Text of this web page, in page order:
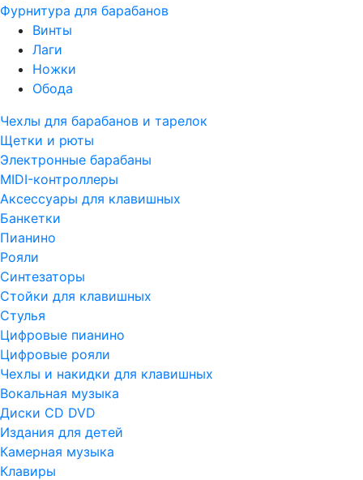
Фурнитура для барабанов
Винты
Лаги
Ножки
Обода
Чехлы для барабанов и тарелок
Щетки и рюты
Электронные барабаны
MIDI-контроллеры
Аксессуары для клавишных
Банкетки
Пианино
Рояли
Синтезаторы
Стойки для клавишных
Стулья
Цифровые пианино
Цифровые рояли
Чехлы и накидки для клавишных
Вокальная музыка
Диски CD DVD
Издания для детей
Камерная музыка
Клавиры